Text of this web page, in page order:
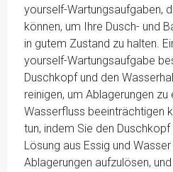
yourself-Wartungsaufgaben,
können, um Ihre Dusch- und
in gutem Zustand zu halten.
yourself-Wartungsaufgabe
Duschkopf und den
reinigen, um Ablagerungen zu
Wasserfluss beeinträchtigen
tun, indem Sie den
Lösung aus Essig und
Ablagerungen aufzulösen,